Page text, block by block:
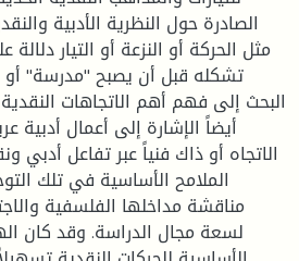
الصادرة حول النظرية الأدبية
مثل الحركة أو النزعة أو التيار
تشكله قبل أن يصبح "مدرسة"
البحث إلى فهم أهم الاتجاهات
أيضاً الإشارة إلى أعمال أدبية
الاتجاه أو ذاك فنياً عبر تفاعل أدبي
الملامح الأساسية في تلك
مناقشة مداخلها الفلسفية
لسعة مجال الدراسة. وقد كان